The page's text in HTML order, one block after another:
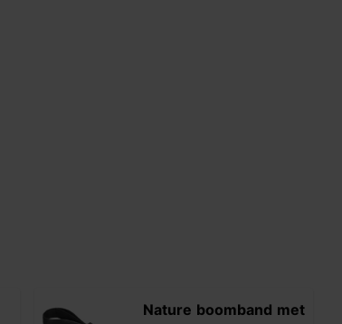
Nature boomband met